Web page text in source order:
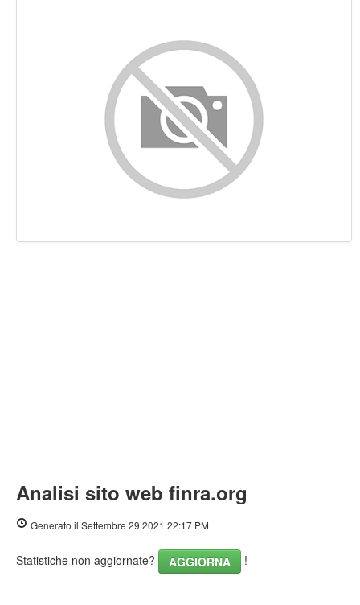
Keywords
Usabilita
Documento
Analisi sito web finra.org
Generato il Settembre 29 2021 22:17 PM
Statistiche non aggiornate? AGGIORNA !